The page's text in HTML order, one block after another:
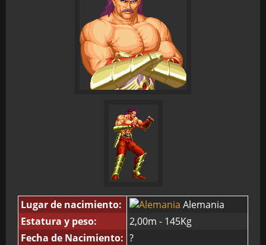
Lugar de nacimiento:
Alemania
Estatura y peso:
2,00m - 145Kg
Fecha de Nacimiento: ?